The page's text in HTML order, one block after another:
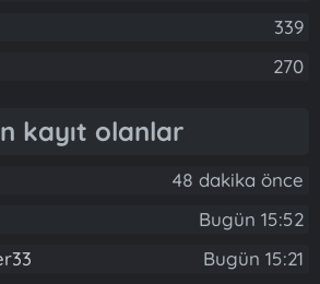
339
270
kayıt olanlar
48 dakika önce
Bugün 15:52
Bugün 15:21